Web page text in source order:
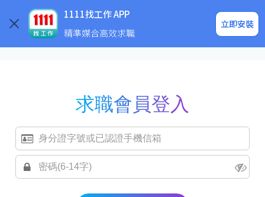
1111找工作 APP
精準媒合高效求職
立即安裝
企業求才
求職會員登入